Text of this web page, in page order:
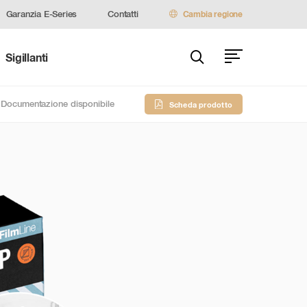
Garanzia E-Series Contatti Cambia regione
Sigillanti
Documentazione disponibile Scheda prodotto